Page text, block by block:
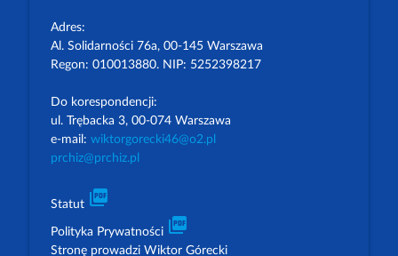
Adres:
Al. Solidarności 76a, 00-145 Warszawa
Regon: 010013880. NIP: 5252398217
Do korespondencji:
ul. Trębacka 3, 00-074 Warszawa
e-mail: wiktorgorecki46@o2.pl
prchiz@prchiz.pl
Statut picture_as_pdf
Polityka Prywatności picture_as_pdf
Stronę prowadzi Wiktor Górecki